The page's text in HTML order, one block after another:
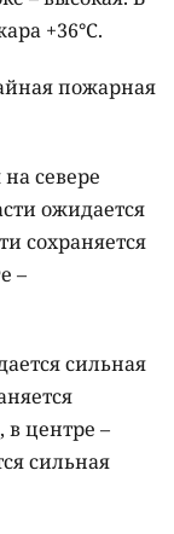
+36°C.
пожарная
севере
ожидается
сохраняется
–
сильная
центре –
сильная